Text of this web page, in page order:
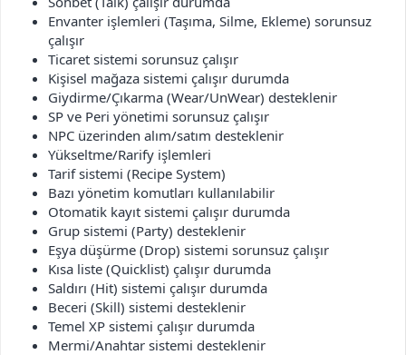
Envanter işlemleri (Taşıma, Silme, Ekleme) sorunsuz
çalışır
Ticaret sistemi sorunsuz çalışır
Kişisel mağaza sistemi çalışır durumda
Giydirme/Çıkarma (Wear/UnWear) desteklenir
SP ve Peri yönetimi sorunsuz çalışır
NPC üzerinden alım/satım desteklenir
Yükseltme/Rarify işlemleri
Tarif sistemi (Recipe System)
Bazı yönetim komutları kullanılabilir
Otomatik kayıt sistemi çalışır durumda
Grup sistemi (Party) desteklenir
Eşya düşürme (Drop) sistemi sorunsuz çalışır
Kısa liste (Quicklist) çalışır durumda
Saldırı (Hit) sistemi çalışır durumda
Beceri (Skill) sistemi desteklenir
Temel XP sistemi çalışır durumda
Mermi/Anahtar sistemi desteklenir